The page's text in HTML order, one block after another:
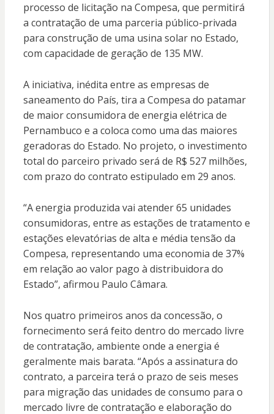
processo de licitação na Compesa, que permitirá
a contratação de uma parceria público-privada
para construção de uma usina solar no Estado,
com capacidade de geração de 135 MW.
A iniciativa, inédita entre as empresas de
saneamento do País, tira a Compesa do patamar
de maior consumidora de energia elétrica de
Pernambuco e a coloca como uma das maiores
geradoras do Estado. No projeto, o investimento
total do parceiro privado será de R$ 527 milhões,
com prazo do contrato estipulado em 29 anos.
“A energia produzida vai atender 65 unidades
consumidoras, entre as estações de tratamento e
estações elevatórias de alta e média tensão da
Compesa, representando uma economia de 37%
em relação ao valor pago à distribuidora do
Estado”, afirmou Paulo Câmara.
Nos quatro primeiros anos da concessão, o
fornecimento será feito dentro do mercado livre
de contratação, ambiente onde a energia é
geralmente mais barata. “Após a assinatura do
contrato, a parceira terá o prazo de seis meses
para migração das unidades de consumo para o
mercado livre de contratação e elaboração do